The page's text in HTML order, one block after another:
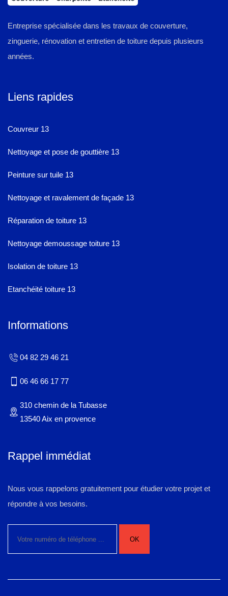
Entreprise spécialisée dans les travaux de couverture,
zinguerie, rénovation et entretien de toiture depuis plusieurs
années.
Liens rapides
Couvreur 13
Nettoyage et pose de gouttière 13
Peinture sur tuile 13
Nettoyage et ravalement de façade 13
Réparation de toiture 13
Nettoyage demoussage toiture 13
Isolation de toiture 13
Etanchéité toiture 13
Informations
04 82 29 46 21
06 46 66 17 77
310 chemin de la Tubasse
13540 Aix en provence
Rappel immédiat
Nous vous rappelons gratuitement pour étudier votre projet et
répondre à vos besoins.